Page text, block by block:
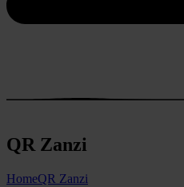
QR Zanzi
HomeQR Zanzi